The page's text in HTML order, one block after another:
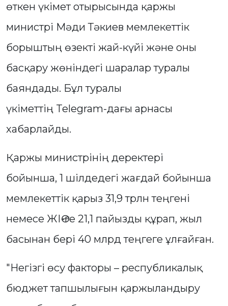
өткен үкімет отырысында қаржы
министрі Мәди Тәкиев мемлекеттік
борыштың өзекті жай-күйі және оны
басқару жөніндегі шаралар туралы
баяндады. Бұл туралы
үкіметтің Telegram-дағы арнасы
хабарлайды.
Қаржы министрінің деректері
бойынша, 1 шілдедегі жағдай бойынша
мемлекеттік қарыз 31,9 трлн теңгені
немесе ЖІӨ-ге 21,1 пайызды құрап, жыл
басынан бері 40 млрд теңгеге ұлғайған.
"Негізгі өсу факторы – республикалық
бюджет тапшылығын қаржыландыру